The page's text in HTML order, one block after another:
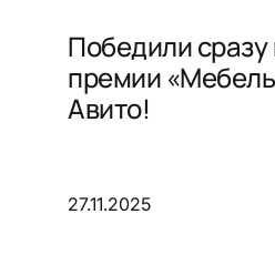
Победили
премии
Авито!
27.11.2025